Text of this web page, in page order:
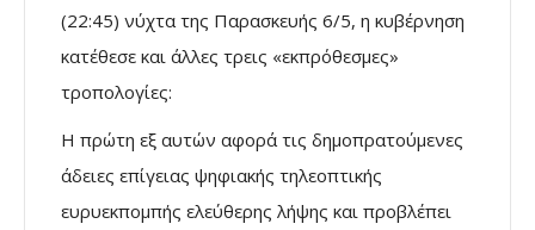
(22:45) νύχτα της Παρασκευής 6/5, η κυβέρνηση
κατέθεσε και άλλες τρεις «εκπρόθεσμες»
τροπολογίες:
Η πρώτη εξ αυτών αφορά τις δημοπρατούμενες
άδειες επίγειας ψηφιακής τηλεοπτικής
ευρυεκπομπής ελεύθερης λήψης και προβλέπει